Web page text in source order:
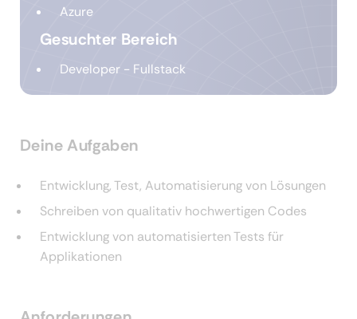
Azure
Gesuchter Bereich
Developer - Fullstack
Deine Aufgaben
Entwicklung, Test, Automatisierung von Lösungen
Schreiben von qualitativ hochwertigen Codes
Entwicklung von automatisierten Tests für
Applikationen